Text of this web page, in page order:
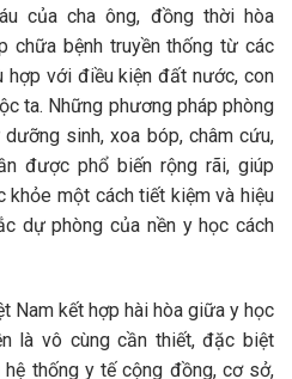
của cha ông, đồng thời hòa
chữa bệnh truyền thống từ các
hợp với điều kiện đất nước, con
ta. Những phương pháp phòng
sinh, xoa bóp, châm cứu,
được phổ biến rộng rãi, giúp
một cách tiết kiệm và hiệu
dự phòng của nền y học cách
Nam kết hợp hài hòa giữa y học
là vô cùng cần thiết, đặc biệt
thống y tế cộng đồng, cơ sở,